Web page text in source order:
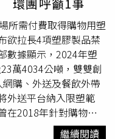
上炫光紫色外衣，加
爆表；另也推出兼具實
啡、零食或小物件。
提供）可隨身折疊攜
元、會員價190元）、
會員價450元，圖／
日式、牛奶與草莓為
奶昔」，透過酸甜
滑香甜的風味，再點綴
環團呼籲1事
所需付費取得購物用塑
欲拉長4項塑膠製品禁
數據顯示，2024年塑
萬4034公噸，雙雙創
購、外送及餐飲外帶
外送平台納入限塑範
在2018年針對購物用
杯、免洗餐具，宣示
繼續閱讀